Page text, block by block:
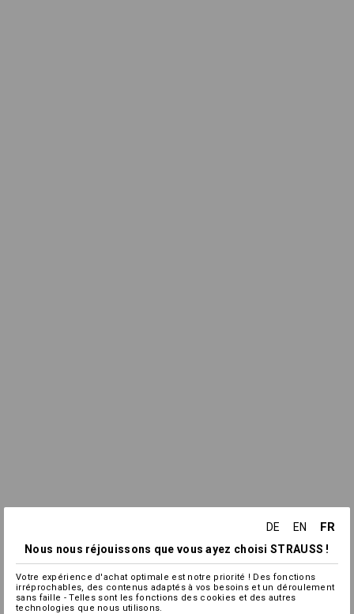
DE EN FR
Nous nous réjouissons que vous ayez choisi STRAUSS !
Votre expérience d'achat optimale est notre priorité ! Des fonctions
irréprochables, des contenus adaptés à vos besoins et un déroulement
sans faille - Telles sont les fonctions des cookies et des autres
technologies que nous utilisons.